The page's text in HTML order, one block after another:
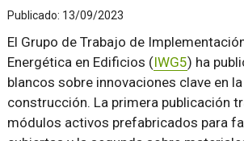
Publicado: 13/09/2023
El Grupo de Trabajo de
Energéticaen Edificios (IWG5) ha
blancos sobre innovaciones clave en
construcción. La primera publicación
módulos activos prefabricados para